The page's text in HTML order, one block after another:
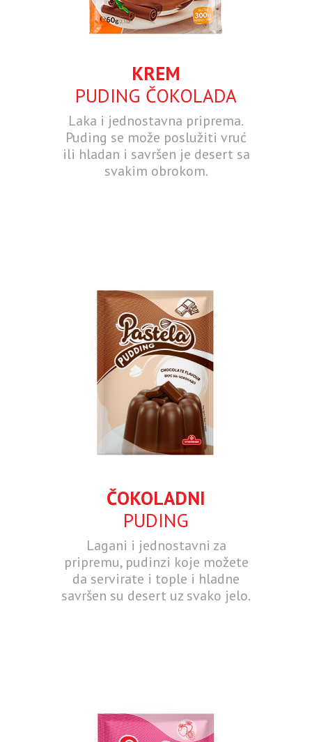
KREM
PUDING ČOKOLADA
Laka i jednostavna priprema.
Puding se može poslužiti vruć
ili hladan i savršen je desert sa
svakim obrokom.
ČOKOLADNI
PUDING
Lagani i jednostavni za
pripremu, pudinzi koje možete
da servirate i tople i hladne
savršen su desert uz svako jelo.